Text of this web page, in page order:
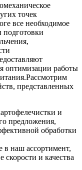
точек
все необходимое
подготовки
оптимизации работы
Рассмотрим
представленных
и
предложения,
обработки
наш ассортимент,
скорости и качества